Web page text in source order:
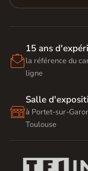

15 ans
la référence du
ligne

Salle
à Portet-sur-
Toulouse